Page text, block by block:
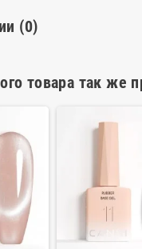
(0)
товара так же